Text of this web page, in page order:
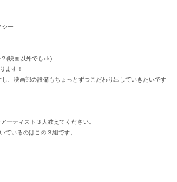
シー
(映画以外でもok)
ます！
、映画部の設備もちょっとずつこだわり出していきたいです
ーティスト３人教えてください。
ているのはこの３組です。